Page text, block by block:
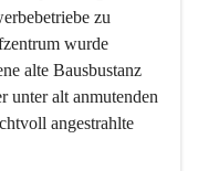
zu
wurde
alte Bausbustanz
unter alt anmutenden
angestrahlte